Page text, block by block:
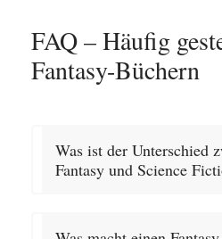
FAQ – Häufig
Fantasy-Büchern
Was ist der Unterschied
Fantasy und Science